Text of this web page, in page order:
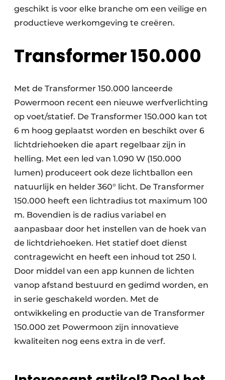
geschikt is voor elke branche om een ​​veilige en
productieve werkomgeving te creëren.
Transformer 150.000
Met de Transformer 150.000 lanceerde
Powermoon recent een nieuwe werfverlichting
op voet/statief. De Transformer 150.000 kan tot
6 m hoog geplaatst worden en beschikt over 6
lichtdriehoeken die apart regelbaar zijn in
helling. Met een led van 1.090 W (150.000
lumen) produceert ook deze lichtballon een
natuurlijk en helder 360° licht. De Transformer
150.000 heeft een lichtradius tot maximum 100
m. Bovendien is de radius variabel en
aanpasbaar door het instellen van de hoek van
de lichtdriehoeken. Het statief doet dienst
contragewicht en heeft een inhoud tot 250 l.
Door middel van een app kunnen de lichten
vanop afstand bestuurd en gedimd worden, en
in serie geschakeld worden. Met de
ontwikkeling en productie van de Transformer
150.000 zet Powermoon zijn innovatieve
kwaliteiten nog eens extra in de verf.